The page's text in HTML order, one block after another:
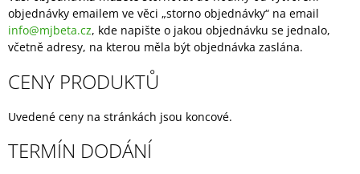
objednávky emailem ve věci „storno objednávky“ na email
info@mjbeta.cz, kde napište o jakou objednávku se jednalo,
včetně adresy, na kterou měla být objednávka zaslána.
CENY PRODUKTŮ
Uvedené ceny na stránkách jsou koncové.
TERMÍN DODÁNÍ
D
O
O
R
Č